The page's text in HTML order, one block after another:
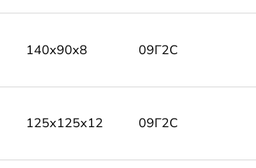
140x90x8 09Г2С
125x125x12 09Г2С